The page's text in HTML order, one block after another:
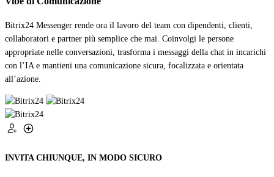
Bitrix24 Messenger rende ora il lavoro del team con dipendenti, clienti,
collaboratori e partner più semplice che mai. Coinvolgi le persone
appropriate nelle conversazioni, trasforma i messaggi della chat in incarichi
con l’IA e mantieni una comunicazione sicura, focalizzata e orientata
all’azione.
INVITA CHIUNQUE, IN MODO SICURO